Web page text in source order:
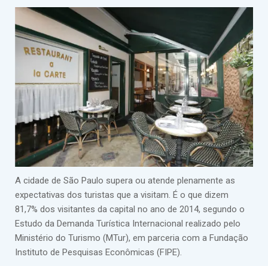
A cidade de São Paulo supera ou atende plenamente as
expectativas dos turistas que a visitam. É o que dizem
81,7% dos visitantes da capital no ano de 2014, segundo o
Estudo da Demanda Turística Internacional realizado pelo
Ministério do Turismo (MTur), em parceria com a Fundação
Instituto de Pesquisas Econômicas (FIPE).